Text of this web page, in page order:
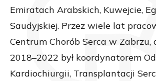
Emiratach Arabskich, Kuwejcie,
Saudyjskiej. Przez wiele lat
Centrum Chorób Serca w
2018–2022 był koordynatorem
Kardiochiurgii, Transplantacji